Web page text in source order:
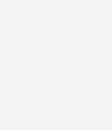
Editierfunktionen. So
editierbar sein,
die entsprechenden
Bezeichnung,
minimaler und
etc.
in Projekte übernommen
auf die Baustoff-